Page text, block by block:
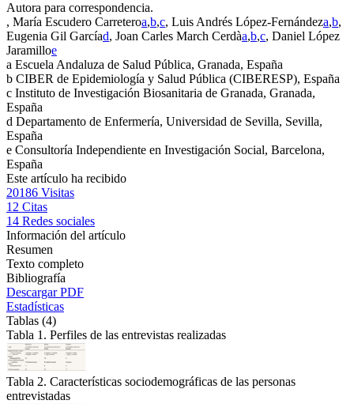
Autora para correspondencia.
, María Escudero Carreteroa,b,c, Luis Andrés López-Fernándeza,b,
Eugenia Gil Garcíad, Joan Carles March Cerdàa,b,c, Daniel López
Jaramilloe
a Escuela Andaluza de Salud Pública, Granada, España
b CIBER de Epidemiología y Salud Pública (CIBERESP), España
c Instituto de Investigación Biosanitaria de Granada, Granada,
España
d Departamento de Enfermería, Universidad de Sevilla, Sevilla,
España
e Consultoría Independiente en Investigación Social, Barcelona,
España
Este artículo ha recibido
20186 Visitas
12 Citas
14 Redes sociales
Información del artículo
Resumen
Texto completo
Bibliografía
Descargar PDF
Estadísticas
Tablas (4)
Tabla 1. Perfiles de las entrevistas realizadas
Tabla 2. Características sociodemográficas de las personas
entrevistadas